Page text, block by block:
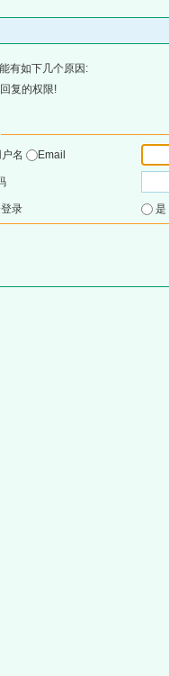
有如下几个原因:
复的权限!
户名
Email
录